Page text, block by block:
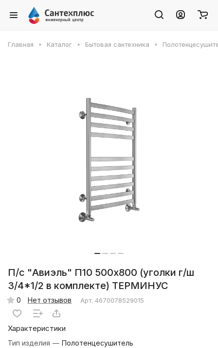
Главная Каталог Бытовая сантехника
П/с "Авиэль" П10 500х800 (уголки г/ш
3/4*1/2 в комплекте) ТЕРМИНУС
0 Нет отзывов Арт. 4670078529015
Характеристики
Тип изделия — Полотенцесушитель